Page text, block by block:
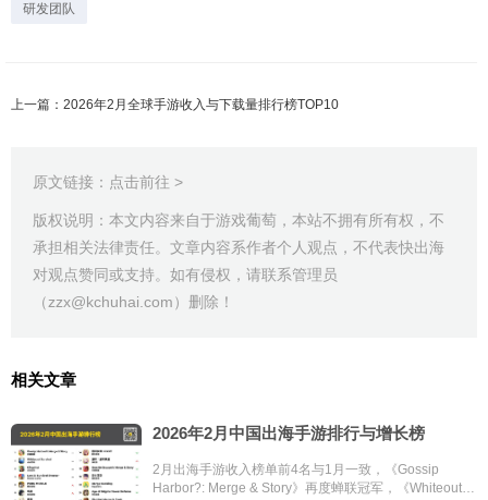
研发团队
上一篇：2026年2月全球手游收入与下载量排行榜TOP10
原文链接： 点击前往 >
版权说明：本文内容来自于游戏葡萄，本站不拥有所有权，不
承担相关法律责任。文章内容系作者个人观点，不代表快出海
对观点赞同或支持。如有侵权，请联系管理员
（zzx@kchuhai.com）删除！
相关文章
2026年2月中国出海手游排行与增长榜
2月出海手游收入榜单前4名与1月一致，《Gossip
Harbor?: Merge & Story》再度蝉联冠军，《Whiteout